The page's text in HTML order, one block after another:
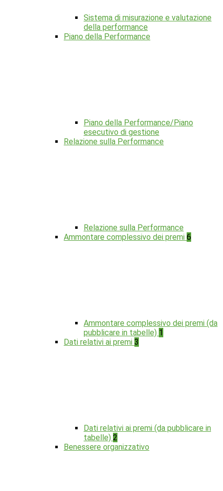
Sistema di misurazione e valutazione
della performance
Piano della Performance
Piano della Performance/Piano
esecutivo di gestione
Relazione sulla Performance
Relazione sulla Performance
Ammontare complessivo dei premi 6
Ammontare complessivo dei premi (da
pubblicare in tabelle) 1
Dati relativi ai premi 3
Dati relativi ai premi (da pubblicare in
tabelle) 2
Benessere organizzativo